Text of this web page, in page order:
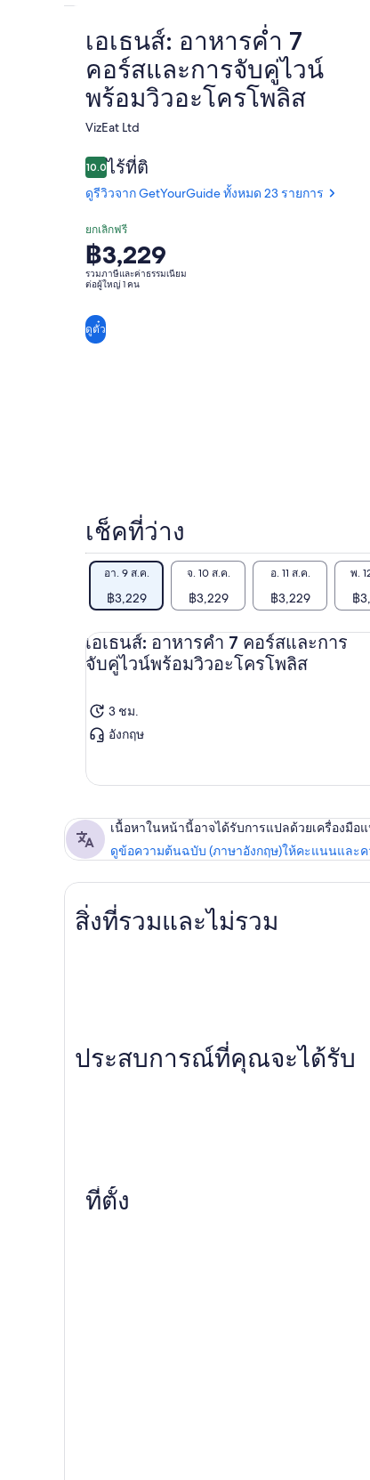
เอเธนส์: อาหารค่ำ 7
คอร์สและการจับคู่ไวน์
พร้อมวิวอะโครโพลิส
VizEat Ltd​
10.010.0 จาก 10
ไร้ที่ติ
ดูรีวิวจาก GetYourGuide ทั้งหมด 23 รายการ
ยกเลิกฟรี
ราคา
อยู่
฿3,229
ต่อ
฿3,229
รวมภาษีและค่าธรรมเนียม
ต่อผู้ใหญ่ 1 คน
ดูตั๋ว
เช็คที่ว่าง
อา. 9 ส.ค.
฿3,229
จ. 10 ส.ค.
฿3,229
อ. 11 ส.ค.
฿3,229
พ.
฿
เอเธนส์: อาหารค่ำ 7 คอร์สและการ
จับคู่ไวน์พร้อมวิวอะโครโพลิส
3 ชม.
อังกฤษ
เนื้อหาในหน้านี้อาจได้รับการแปลด้วยเครื่องมือ
ดูข้อความต้นฉบับ (ภาษาอังกฤษ)ให้คะแนนและ
สิ่งที่รวมและไม่รวม
ประสบการณ์ที่คุณจะได้รับ
ที่ตั้ง